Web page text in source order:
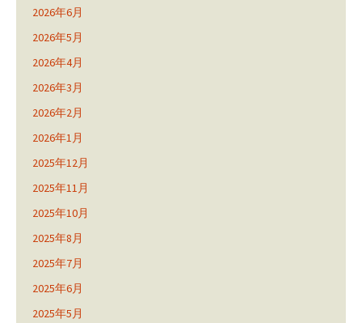
2026年6月
2026年5月
2026年4月
2026年3月
2026年2月
2026年1月
2025年12月
2025年11月
2025年10月
2025年8月
2025年7月
2025年6月
2025年5月